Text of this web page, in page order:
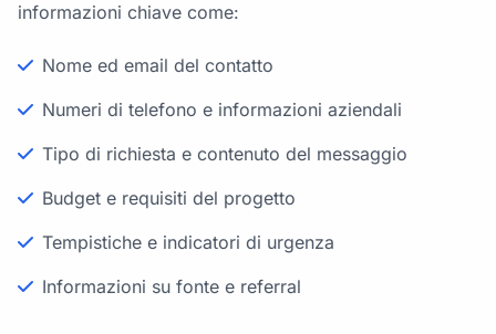
informazioni chiave come:
Nome ed email del contatto
Numeri di telefono e informazioni aziendali
Tipo di richiesta e contenuto del messaggio
Budget e requisiti del progetto
Tempistiche e indicatori di urgenza
Informazioni su fonte e referral